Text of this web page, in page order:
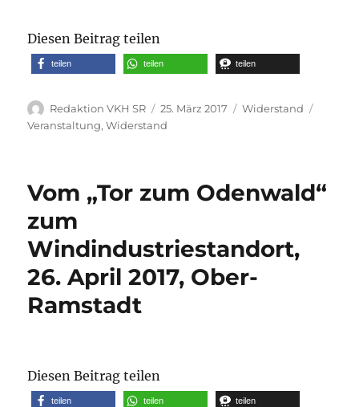
Diesen Beitrag teilen
teilen teilen teilen
Autor
Redaktion VKH SR
Veröffentlicht
am
25. März 2017 Kategorien
Widerstand
Veranstaltung,Widerstand
Vom „Tor zum Odenwald“
zum
Windindustriestandort,
26. April 2017, Ober-
Ramstadt
Diesen Beitrag teilen
teilen teilen teilen